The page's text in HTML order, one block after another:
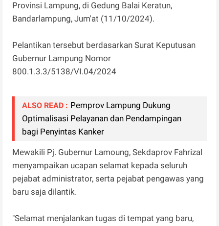
Provinsi Lampung, di Gedung Balai Keratun,
Bandarlampung, Jum'at (11/10/2024).
Pelantikan tersebut berdasarkan Surat Keputusan
Gubernur Lampung Nomor
800.1.3.3/5138/VI.04/2024
ALSO READ : Pemprov Lampung Dukung
Optimalisasi Pelayanan dan Pendampingan
bagi Penyintas Kanker
Mewakili Pj. Gubernur Lamoung, Sekdaprov Fahrizal
menyampaikan ucapan selamat kepada seluruh
pejabat administrator, serta pejabat pengawas yang
baru saja dilantik.
"Selamat menjalankan tugas di tempat yang baru,